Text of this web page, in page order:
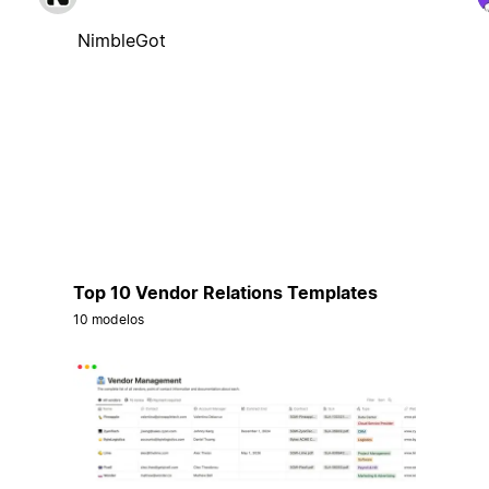
NimbleGot
Top 10 Vendor Relations Templates
10 modelos